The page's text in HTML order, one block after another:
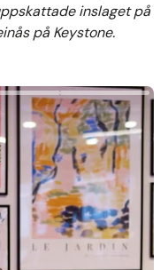
inslaget på
på Keystone.